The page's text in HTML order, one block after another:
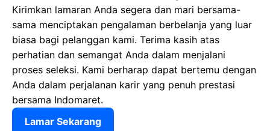
Kirimkan lamaran Anda segera dan mari bersama-
sama menciptakan pengalaman berbelanja yang luar
biasa bagi pelanggan kami. Terima kasih atas
perhatian dan semangat Anda dalam menjalani
proses seleksi. Kami berharap dapat bertemu dengan
Anda dalam perjalanan karir yang penuh prestasi
bersama Indomaret.
Lamar Sekarang